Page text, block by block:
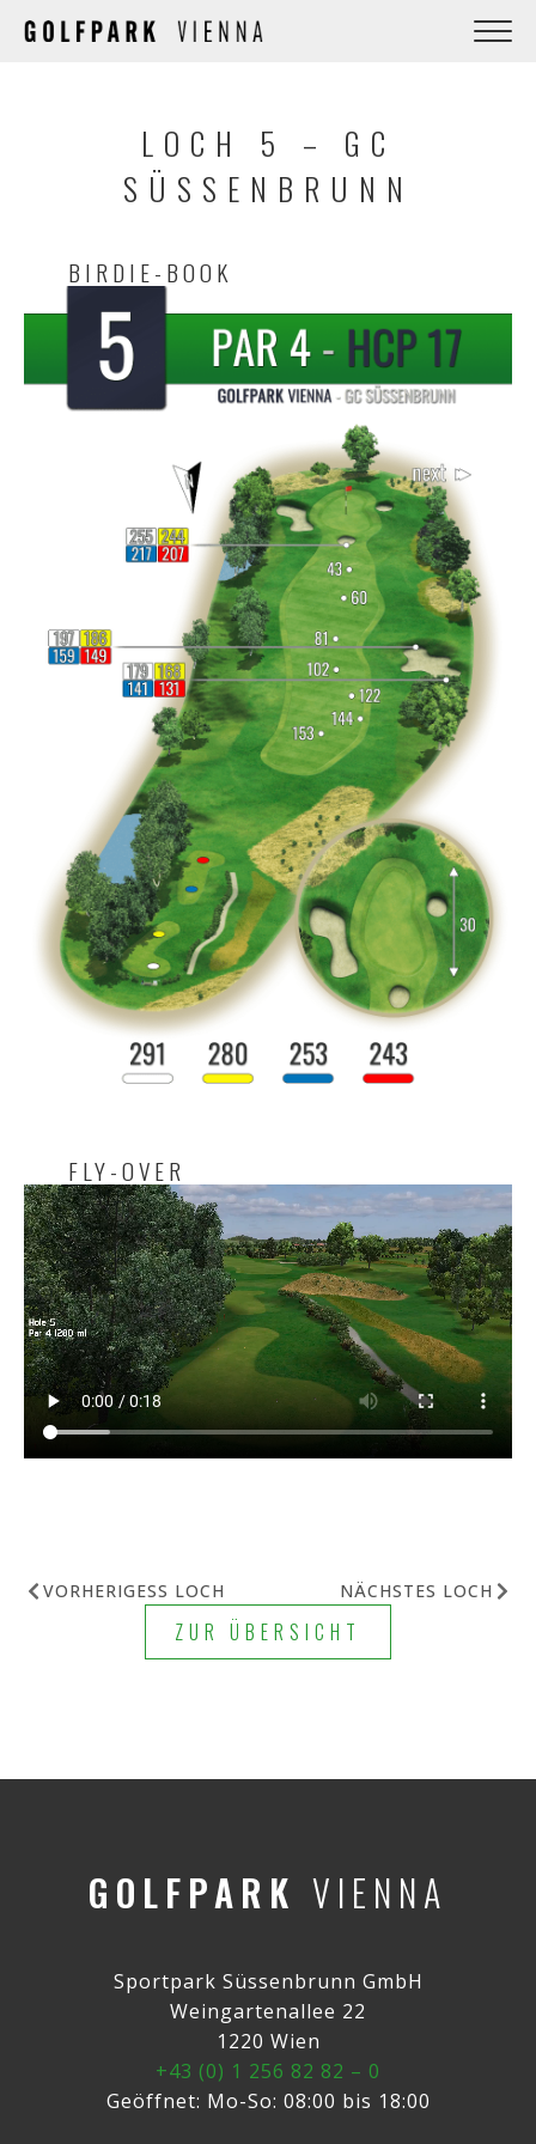
LOCH 5 – GC
SÜSSENBRUNN
BIRDIE-BOOK
FLY-OVER
NÄCHSTES LOCH
VORHERIGESS LOCH
ZUR ÜBERSICHT
GOLFPARK VIENNA
Sportpark Süssenbrunn GmbH
Weingartenallee 22
1220 Wien
+43 (0) 1 256 82 82 – 0
Geöffnet: Mo-So: 08:00 bis 18:00